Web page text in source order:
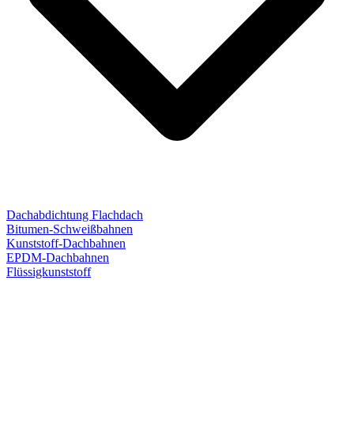
Dachabdichtung Flachdach
Bitumen-Schweißbahnen
Kunststoff-Dachbahnen
EPDM-Dachbahnen
Flüssigkunststoff